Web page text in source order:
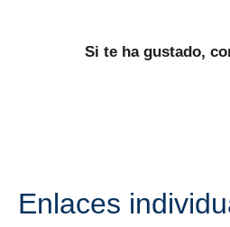
Si te ha gustado,
Enlaces